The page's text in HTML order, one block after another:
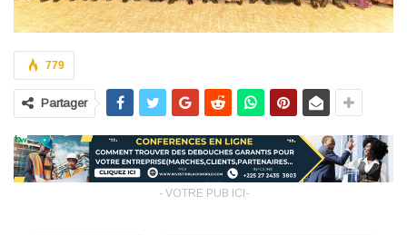
779
Partager
- VOTRE PUB ICI-